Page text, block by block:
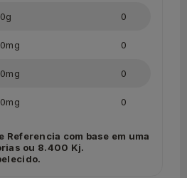
0g 0
0mg 0
0mg 0
0mg 0
Referencia com base em uma
ou 8.400 Kj.